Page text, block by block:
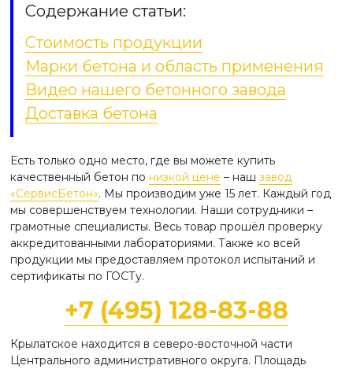
Содержание статьи:
Стоимость продукции
Марки бетона и область применения
Видео нашего бетонного завода
Доставка бетона
Есть только одно место, где вы можете купить
качественный бетон по низкой цене – наш завод
«СервисБетон». Мы производим уже 15 лет. Каждый год
мы совершенствуем технологии. Наши сотрудники –
грамотные специалисты. Весь товар прошёл проверку
аккредитованными лабораториями. Также ко всей
продукции мы предоставляем протокол испытаний и
сертификаты по ГОСТу.
+7 (495) 128-83-88
Крылатское находится в северо-восточной части
Центрального административного округа. Площадь